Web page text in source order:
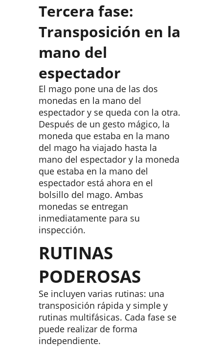
Tercera fase:
Transposición en la
mano del
espectador
El mago pone una de las dos
monedas en la mano del
espectador y se queda con la otra.
Después de un gesto mágico, la
moneda que estaba en la mano
del mago ha viajado hasta la
mano del espectador y la moneda
que estaba en la mano del
espectador está ahora en el
bolsillo del mago. Ambas
monedas se entregan
inmediatamente para su
inspección.
RUTINAS
PODEROSAS
Se incluyen varias rutinas: una
transposición rápida y simple y
rutinas multifásicas. Cada fase se
puede realizar de forma
independiente.